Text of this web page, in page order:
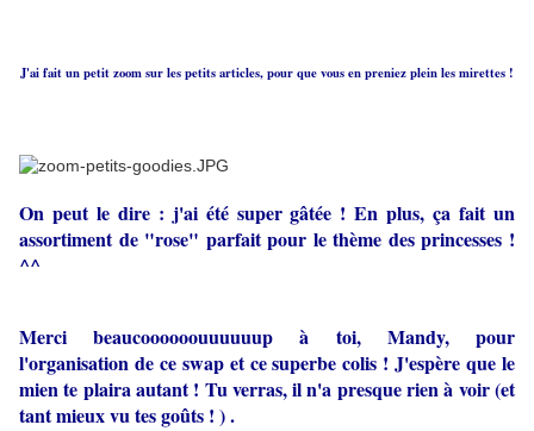
J'ai fait un petit zoom sur les petits articles, pour que vous en preniez plein les mirettes !
On peut le dire : j'ai été super gâtée ! En plus, ça fait un
assortiment de "rose" parfait pour le thème des princesses !
^^
Merci beaucoooooouuuuuup à toi, Mandy, pour
l'organisation de ce swap et ce superbe colis ! J'espère que le
mien te plaira autant ! Tu verras, il n'a presque rien à voir (et
tant mieux vu tes goûts ! ) .